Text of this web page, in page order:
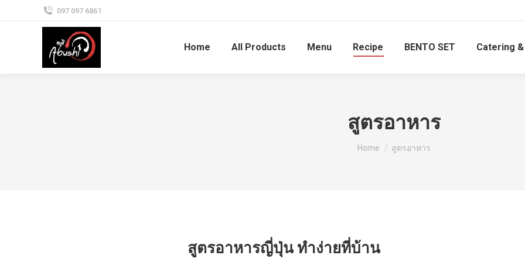
097 097 6861
Home All Products Menu Recipe BENTO SET Catering
สูตรอาหาร
You are here:
Home สูตรอาหาร
สูตรอาหารญี่ปุ่น ทำง่ายที่บ้าน